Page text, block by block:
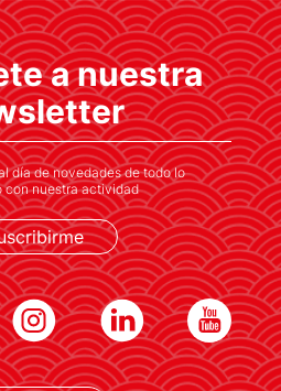
a nuestra
día de novedades de todo lo
con nuestra actividad